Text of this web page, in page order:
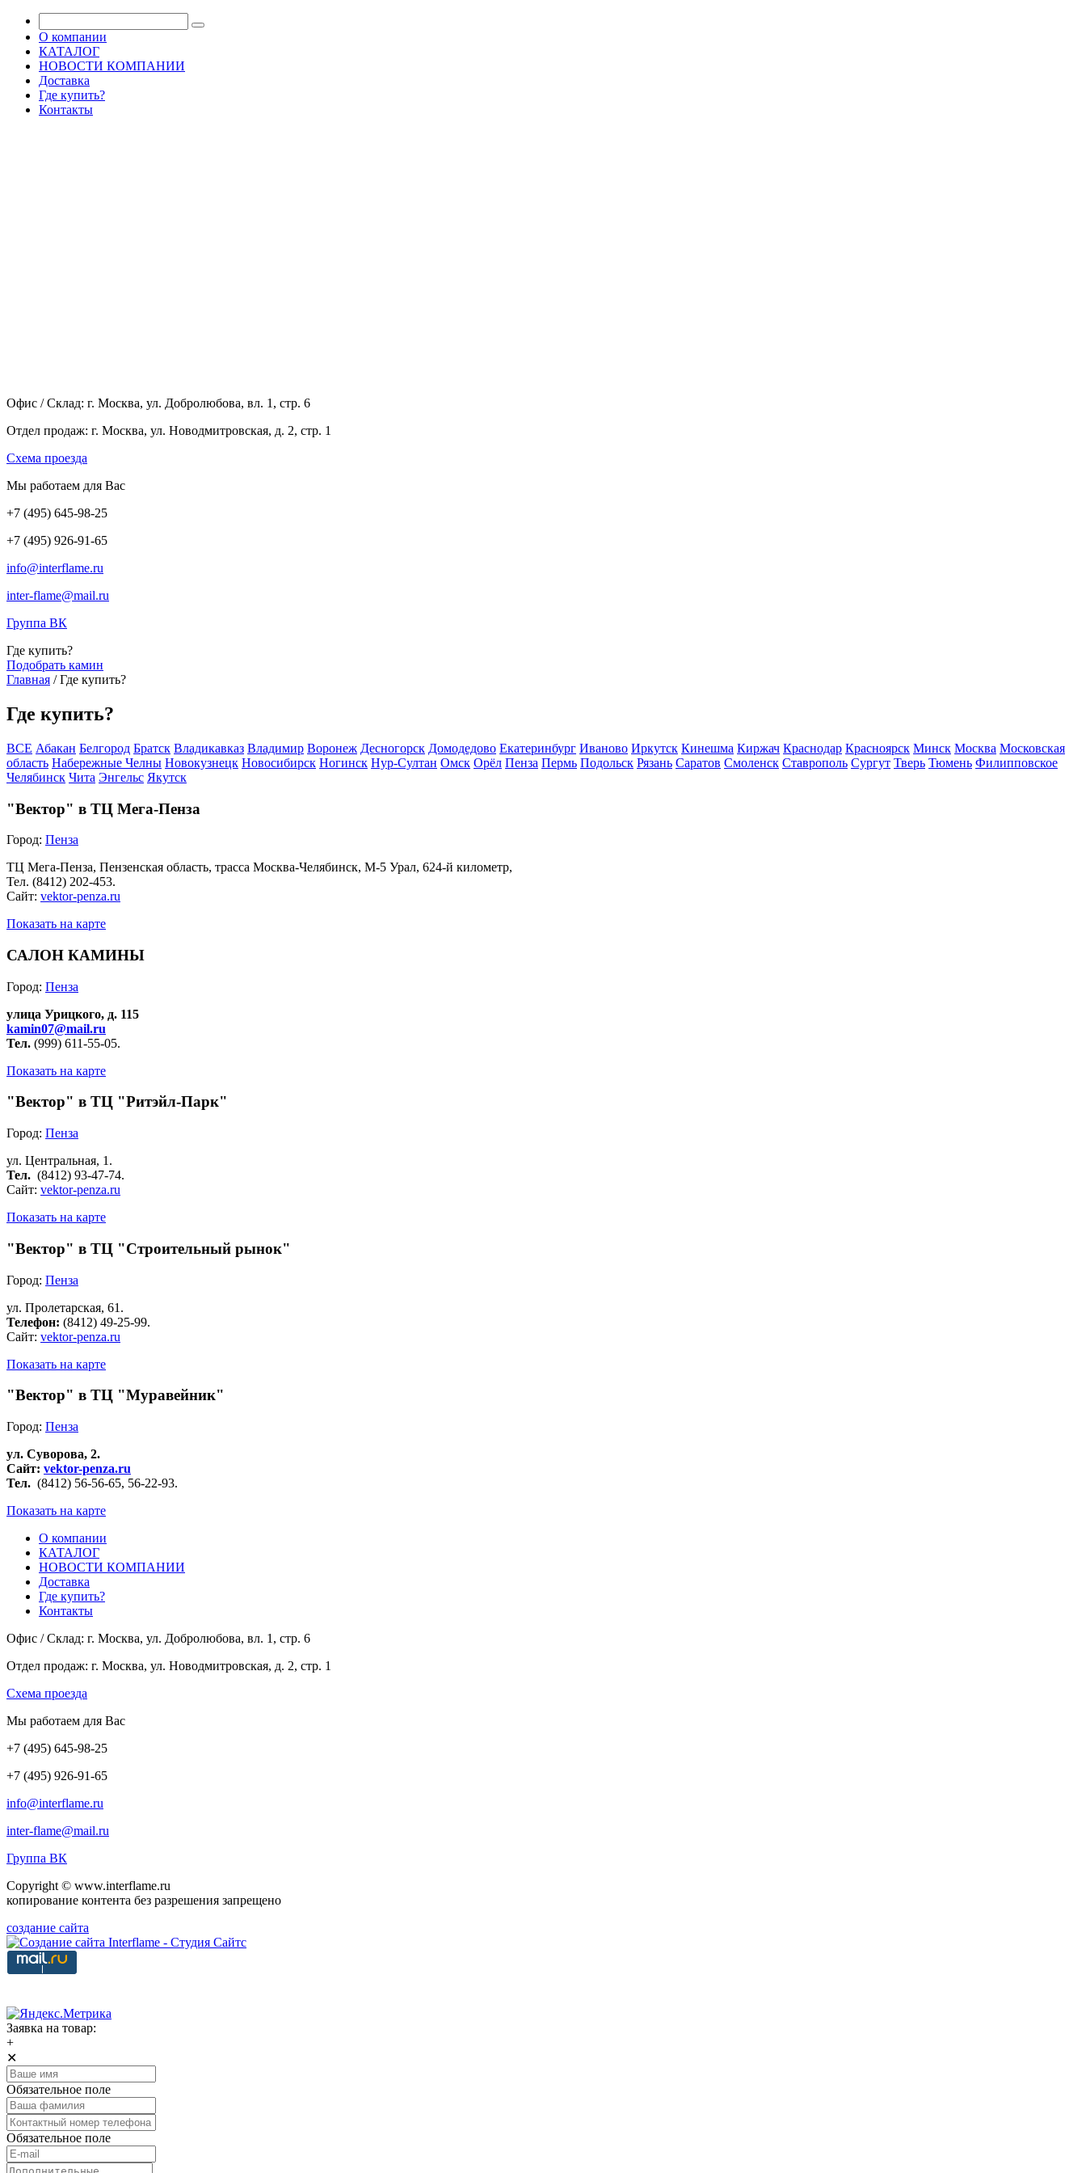
О компании
КАТАЛОГ
НОВОСТИ КОМПАНИИ
Доставка
Где купить?
Контакты
Офис / Склад: г. Москва, ул. Добролюбова, вл. 1, стр. 6
Отдел продаж: г. Москва, ул. Новодмитровская, д. 2, стр. 1
Cхема проезда
Мы работаем для Вас
+7 (495) 645-98-25
+7 (495) 926-91-65
info@interflame.ru
inter-flame@mail.ru
Группа ВК
Где купить?
Подобрать камин
Главная /Где купить?
Где купить?
ВСЕ Абакан Белгород Братск Владикавказ Владимир Воронеж Десногорск Домодедово Екатеринбург Иваново Иркутск Кинешма Киржач Краснодар Красноярск Минск Москва Московская
область Набережные Челны Новокузнецк Новосибирск Ногинск Нур-Султан Омск Орёл Пенза Пермь Подольск Рязань Саратов Смоленск Ставрополь Сургут Тверь Тюмень Филипповское
Челябинск Чита Энгельс Якутск
"Вектор" в ТЦ Мега-Пенза
Город: Пенза
ТЦ Мега-Пенза, Пензенская область, трасса Москва-Челябинск, М-5 Урал, 624-й километр,
Тел. (8412) 202-453.
Сайт: vektor-penza.ru
Показать на карте
САЛОН КАМИНЫ
Город: Пенза
улица Урицкого, д. 115
kamin07@mail.ru
Тел. (999) 611-55-05.
Показать на карте
"Вектор" в ТЦ "Ритэйл-Парк"
Город: Пенза
ул. Центральная, 1.
Тел. (8412) 93-47-74.
Сайт: vektor-penza.ru
Показать на карте
"Вектор" в ТЦ "Строительный рынок"
Город: Пенза
ул. Пролетарская, 61.
Телефон: (8412) 49-25-99.
Сайт: vektor-penza.ru
Показать на карте
"Вектор" в ТЦ "Муравейник"
Город: Пенза
ул. Суворова, 2.
Сайт: vektor-penza.ru
Тел. (8412) 56-56-65, 56-22-93.
Показать на карте
О компании
КАТАЛОГ
НОВОСТИ КОМПАНИИ
Доставка
Где купить?
Контакты
Офис / Склад: г. Москва, ул. Добролюбова, вл. 1, стр. 6
Отдел продаж: г. Москва, ул. Новодмитровская, д. 2, стр. 1
Cхема проезда
Мы работаем для Вас
+7 (495) 645-98-25
+7 (495) 926-91-65
info@interflame.ru
inter-flame@mail.ru
Группа ВК
Copyright © www.interflame.ru
копирование контента без разрешения запрещено
создание сайта
Заявка на товар:
+
✕
Обязательное поле
Обязательное поле